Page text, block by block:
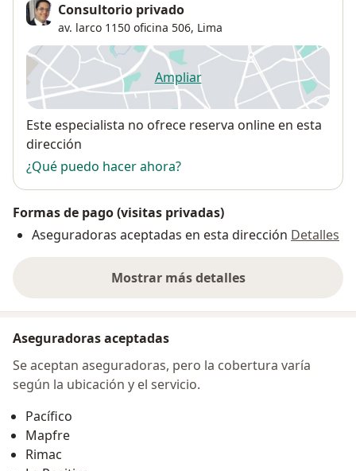
Consultorio privado
av. larco 1150 oficina 506, Lima
Ampliarse abre en una nueva
Disponibilidad
Este especialista no ofrece reserva online en esta
dirección
¿Qué puedo hacer ahora?
Formas de pago (visitas privadas)
Aseguradoras aceptadas en esta dirección Detalles
Mostrar más detalles
sobre la dirección
Aseguradoras aceptadas
Se aceptan aseguradoras, pero la cobertura varía
según la ubicación y el servicio.
Pacífico
Mapfre
Rimac